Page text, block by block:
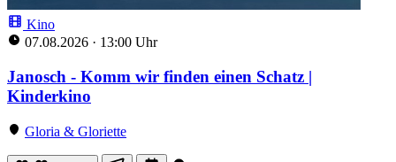
Kino
07.08.2026 · 13:00 Uhr
Janosch - Komm wir finden einen Schatz |
Kinderkino
Gloria & Gloriette